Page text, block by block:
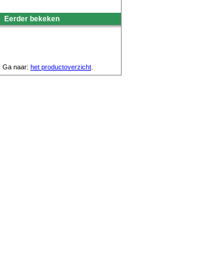
Eerder bekeken
Ga naar: het productoverzicht